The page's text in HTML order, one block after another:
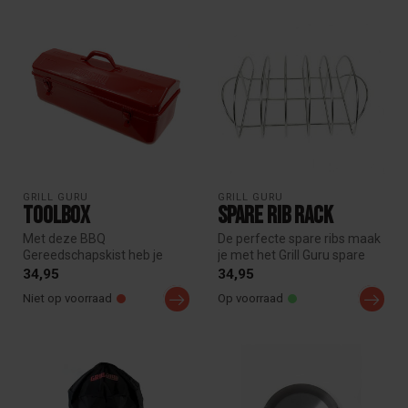
GRILL GURU
Toolbox
Met deze BBQ
Gereedschapskist heb je
alles bij de hand voor de
34,95
Niet op voorraad
GRILL GURU
Spare Rib Rack
De perfecte spare ribs maak
je met het Grill Guru spare
Rickrack. Het spare rib ...
34,95
Op voorraad